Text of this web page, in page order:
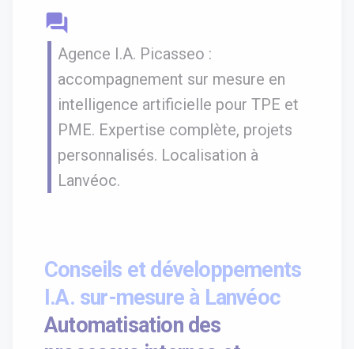
question_answer
Agence I.A. Picasseo :
accompagnement sur mesure en
intelligence artificielle pour TPE et
PME. Expertise complète, projets
personnalisés. Localisation à
Lanvéoc.
Conseils et développements
I.A. sur-mesure à Lanvéoc
Automatisation des